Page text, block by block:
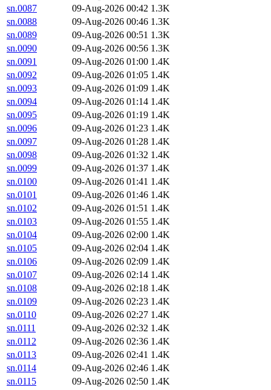
sn.0087
09-Aug-2026 00:42 1.3K
sn.0088
09-Aug-2026 00:46 1.3K
sn.0089
09-Aug-2026 00:51 1.3K
sn.0090
09-Aug-2026 00:56 1.3K
sn.0091
09-Aug-2026 01:00 1.4K
sn.0092
09-Aug-2026 01:05 1.4K
sn.0093
09-Aug-2026 01:09 1.4K
sn.0094
09-Aug-2026 01:14 1.4K
sn.0095
09-Aug-2026 01:19 1.4K
sn.0096
09-Aug-2026 01:23 1.4K
sn.0097
09-Aug-2026 01:28 1.4K
sn.0098
09-Aug-2026 01:32 1.4K
sn.0099
09-Aug-2026 01:37 1.4K
sn.0100
09-Aug-2026 01:41 1.4K
sn.0101
09-Aug-2026 01:46 1.4K
sn.0102
09-Aug-2026 01:51 1.4K
sn.0103
09-Aug-2026 01:55 1.4K
sn.0104
09-Aug-2026 02:00 1.4K
sn.0105
09-Aug-2026 02:04 1.4K
sn.0106
09-Aug-2026 02:09 1.4K
sn.0107
09-Aug-2026 02:14 1.4K
sn.0108
09-Aug-2026 02:18 1.4K
sn.0109
09-Aug-2026 02:23 1.4K
sn.0110
09-Aug-2026 02:27 1.4K
sn.0111
09-Aug-2026 02:32 1.4K
sn.0112
09-Aug-2026 02:36 1.4K
sn.0113
09-Aug-2026 02:41 1.4K
sn.0114
09-Aug-2026 02:46 1.4K
sn.0115
09-Aug-2026 02:50 1.4K